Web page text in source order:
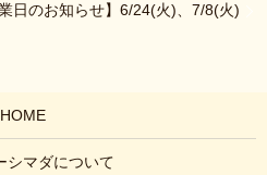
日のお知らせ】6/24(火)、7/8(火)
HOME
シマダについて